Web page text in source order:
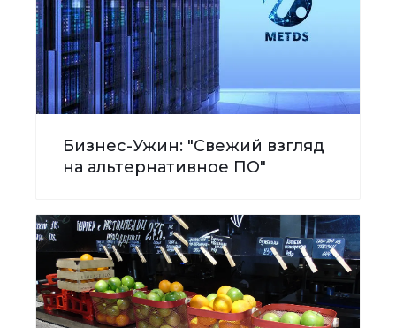
Бизнес-Ужин: "Свежий взгляд
на альтернативное ПО"